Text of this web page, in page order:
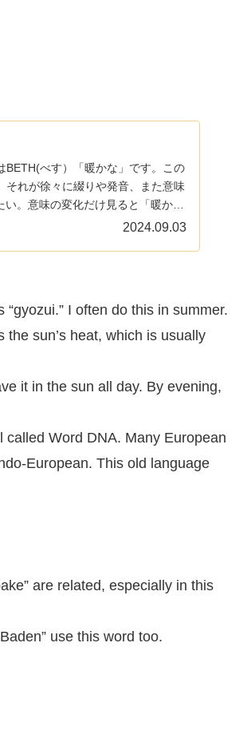
BETH(べす）「暖かな」です。この
それが徐々に綴りや発音、また意味
。意味の変化だけ見ると「暖か
2024.09.03
I often do this in summer.
sun’s heat, which is usually
it in the sun all day. By evening,
called Word DNA. Many European
European. This old language
are related, especially in this
use this word too.